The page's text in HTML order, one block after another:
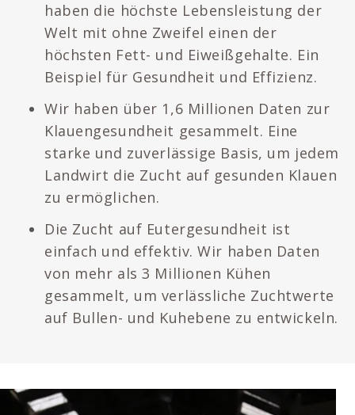
haben die höchste Lebensleistung der
Welt mit ohne Zweifel einen der
höchsten Fett- und Eiweißgehalte. Ein
Beispiel für Gesundheit und Effizienz.
Wir haben über 1,6 Millionen Daten zur
Klauengesundheit gesammelt. Eine
starke und zuverlässige Basis, um jedem
Landwirt die Zucht auf gesunden Klauen
zu ermöglichen.
Die Zucht auf Eutergesundheit ist
einfach und effektiv. Wir haben Daten
von mehr als 3 Millionen Kühen
gesammelt, um verlässliche Zuchtwerte
auf Bullen- und Kuhebene zu entwickeln.